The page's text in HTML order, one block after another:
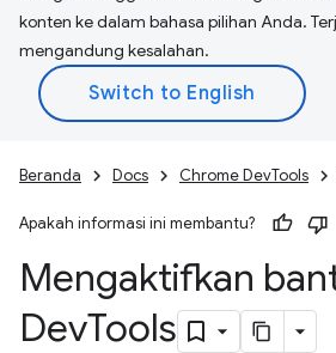
konten ke dalam bahasa pilihan Anda.
mengandung kesalahan.
Beranda Docs Chrome DevTools
Apakah informasi ini membantu?
Mengaktifkan
DevTools